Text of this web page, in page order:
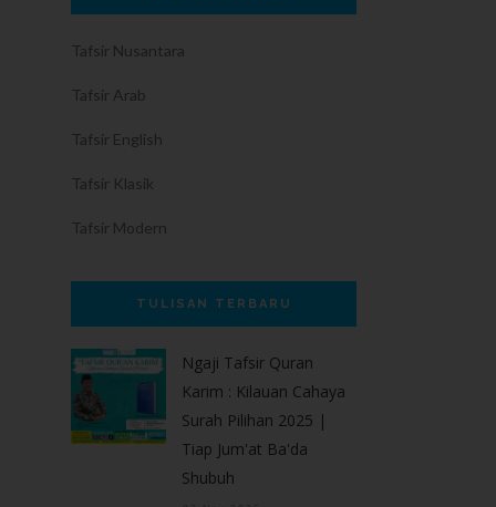
Tafsir Nusantara
Tafsir Arab
Tafsir English
Tafsir Klasik
Tafsir Modern
TULISAN TERBARU
Ngaji Tafsir Quran
Karim : Kilauan Cahaya
Surah Pilihan 2025 |
Tiap Jum'at Ba'da
Shubuh